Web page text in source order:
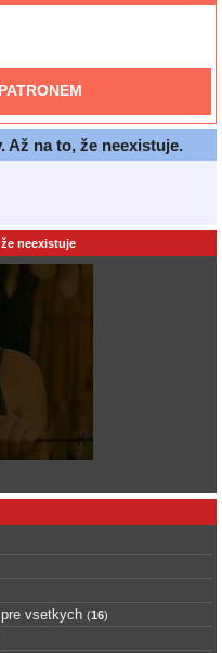
Až na to, že neexistuje.
neexistuje
vsetkych (16)